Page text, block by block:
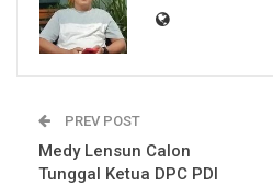
PREV POST
Medy Lensun Calon
Tunggal Ketua DPC PDI